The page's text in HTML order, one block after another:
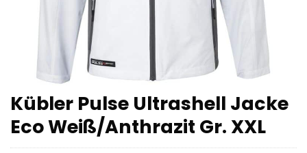
Kübler Pulse Ultrashell Jacke
Eco Weiß/Anthrazit Gr. XXL